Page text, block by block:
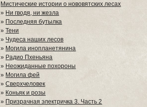
Мистические истории о нововятских лесах
» Ни гводя, ни жезла
» Последняя бутылка
»Тени
» Чудеса наших лесов
» Могила инопланетянина
» Радио Пхеньяна
» Неожиданные похороны
» Могила фей
»Сверхчеловек
» Коньяк и розы
» Призрачная электричка 3. Часть 2